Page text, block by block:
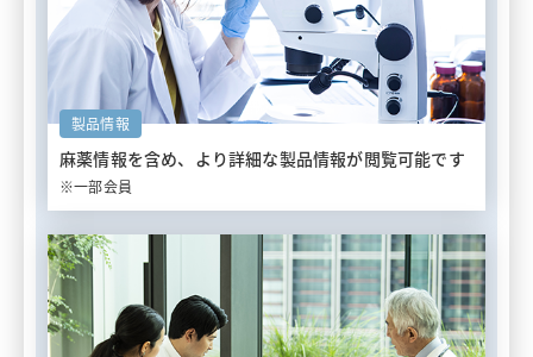
製品情報
麻薬情報を含め、 より詳細な製品情報が閲覧可能です
※一部会員